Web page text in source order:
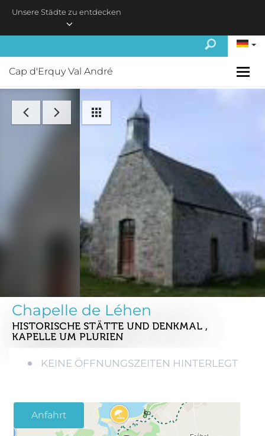
Unsere Städte zu entdecken
Cap d'Erquy Val André
Chapelle de Léhen
HISTORISCHE STÄTTE UND DENKMAL ,
KAPELLE UM PLURIEN
KEINE ÖFFNUNGSZEITEN HINTERLEGT
Anfahrt